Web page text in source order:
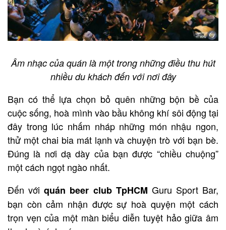
Âm nhạc của quán là một trong những điều thu hút
nhiều du khách đến với nơi đây
Bạn có thể lựa chọn bỏ quên những bộn bề của
cuộc sống, hoà mình vào bầu không khí sôi động tại
đây trong lúc nhấm nháp những món nhậu ngon,
thử một chai bia mát lạnh và chuyện trò với bạn bè.
Đúng là nơi dạ dày của bạn được “chiều chuộng”
một cách ngọt ngào nhất.
Đến vớiquán beer club TpHCM Guru Sport Bar,
bạn còn cảm nhận được sự hoà quyện một cách
trọn vẹn của một màn biểu diễn tuyệt hảo giữa âm